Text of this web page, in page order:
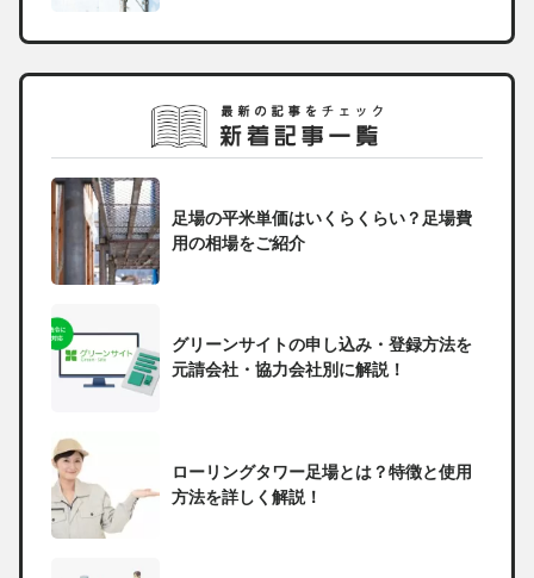
足場の平米単価はいくらくらい？足場費
用の相場をご紹介
グリーンサイトの申し込み・登録方法を
元請会社・協力会社別に解説！
ローリングタワー足場とは？特徴と使用
方法を詳しく解説！